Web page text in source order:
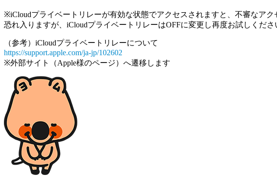
※iCloudプライベートリレーが有効な状態でアクセスされますと、不審なアク
恐れ入りますが、iCloudプライベートリレーはOFFに変更し再度お試しくださ
（参考）iCloudプライベートリレーについて
https://support.apple.com/ja-jp/102602
※外部サイト（Apple様のページ）へ遷移します